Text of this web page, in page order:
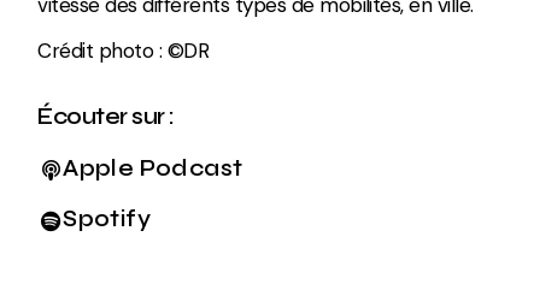
Crédit photo : ©DR
Écouter sur :
Apple Podcast
Spotify